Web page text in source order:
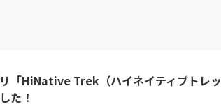
「HiNative Trek（ハイネイティブトレッ
た！